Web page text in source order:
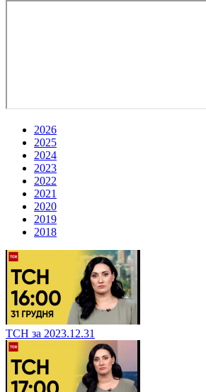
2026
2025
2024
2023
2022
2021
2020
2019
2018
ТСН за 2023.12.31